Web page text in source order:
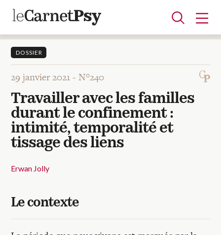
Articles
A la une
Adolescence
Dispositif
Enfance
Périnatalité
Psychanalyse
Psychopathologie
Soin
Dossiers
Auteurs
Recherches
DOSSIER
29 janvier 2021 -N°240
Travailler avec les familles
durant le confinement :
intimité, temporalité et
tissage des liens
Erwan Jolly
Le contexte